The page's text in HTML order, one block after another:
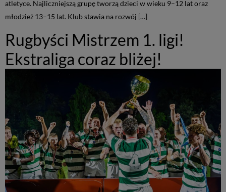
atletyce. Najliczniejszą grupę tworzą dzieci w wieku 9–12 lat oraz
młodzież 13–15 lat. Klub stawia na rozwój […]
Rugbyści Mistrzem 1. ligi!
Ekstraliga coraz bliżej!